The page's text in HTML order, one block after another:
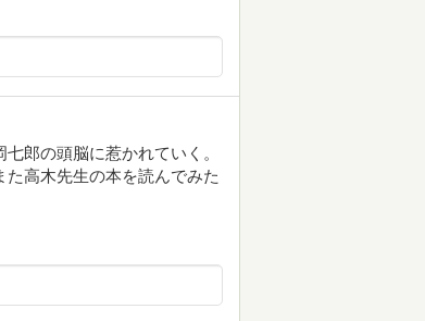
郎の頭脳に惹かれていく。
高木先生の本を読んでみた